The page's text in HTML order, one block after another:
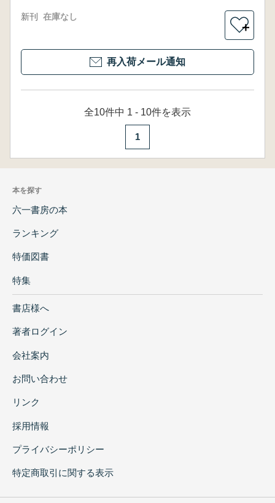
新刊 在庫なし
＋
再入荷メール通知
全10件中 1 - 10件を表示
1
本を探す
六一書房の本
ランキング
特価図書
特集
書店様へ
著者ログイン
会社案内
お問い合わせ
リンク
採用情報
プライバシーポリシー
特定商取引に関する表示